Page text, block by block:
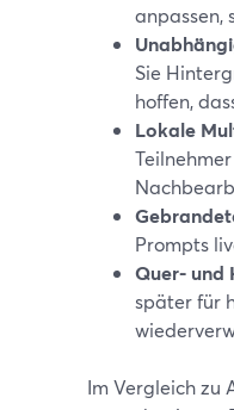
anpassen,
Sie
hoffen,
Lokale
Prompts
Quer- und
später für
Im Vergleich zu